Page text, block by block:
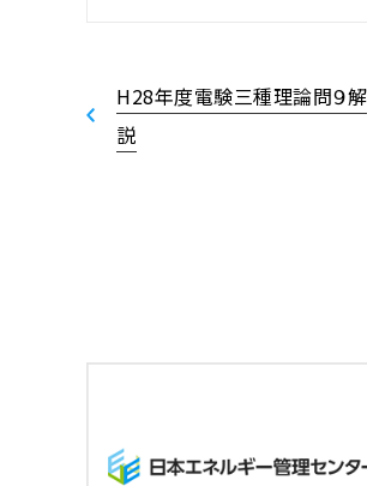
H28年度電験三種理論問９解
説